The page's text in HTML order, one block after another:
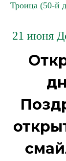
Троица (50-й
21 июня